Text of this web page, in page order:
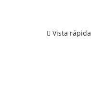
Vista rápida